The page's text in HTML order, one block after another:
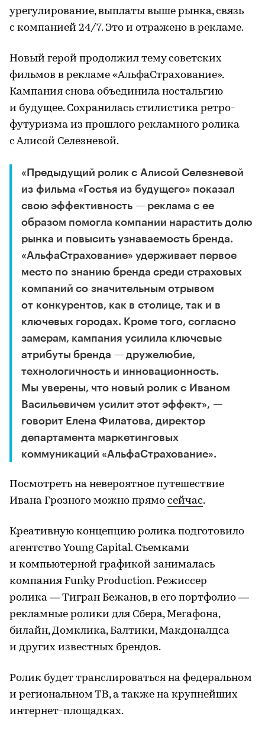
урегулирование, выплаты выше рынка, связь
с компанией 24/7. Это и отражено в рекламе.
Новый герой продолжил тему советских
фильмов в рекламе «АльфаСтрахование».
Кампания снова объединила ностальгию
и будущее. Сохранилась стилистика ретро-
футуризма из прошлого рекламного ролика
с Алисой Селезневой.
«Предыдущий ролик с Алисой Селезневой
из фильма «Гостья из будущего» показал
свою эффективность — реклама с ее
образом помогла компании нарастить долю
рынка и повысить узнаваемость бренда.
«АльфаСтрахование» удерживает первое
место по знанию бренда среди страховых
компаний со значительным отрывом
от конкурентов, как в столице, так и в
ключевых городах. Кроме того, согласно
замерам, кампания усилила ключевые
атрибуты бренда — дружелюбие,
технологичность и инновационность.
Мы уверены, что новый ролик с Иваном
Васильевичем усилит этот эффект», —
говорит Елена Филатова, директор
департамента маркетинговых
коммуникаций «АльфаСтрахование».
Посмотреть на невероятное путешествие
Ивана Грозного можно прямо сейчас.
Креативную концепцию ролика подготовило
агентство Young Capital. Съемками
и компьютерной графикой занималась
компания Funky Production. Режиссер
ролика — Тигран Бежанов, в его портфолио —
рекламные ролики для Сбера, Мегафона,
билайн, Домклика, Балтики, Макдоналдса
и других известных брендов.
Ролик будет транслироваться на федеральном
и региональном ТВ, а также на крупнейших
интернет-площадках.